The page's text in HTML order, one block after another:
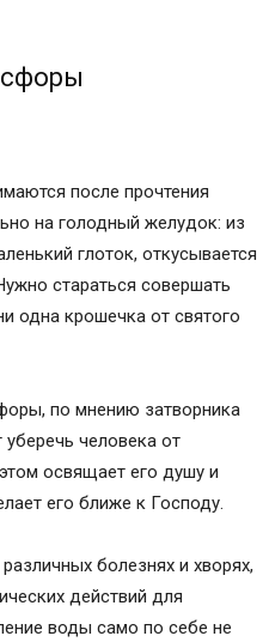
после прочтения
на голодный желудок: из
глоток, откусывается
стараться совершать
одна крошечка от святого
по мнению затворника
человека от
освящает его душу и
его ближе к Господу.
болезнях и хворях,
действий для
воды само по себе не